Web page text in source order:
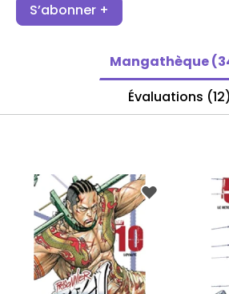
S’abonner +
Mangathèque
Évaluations (12)